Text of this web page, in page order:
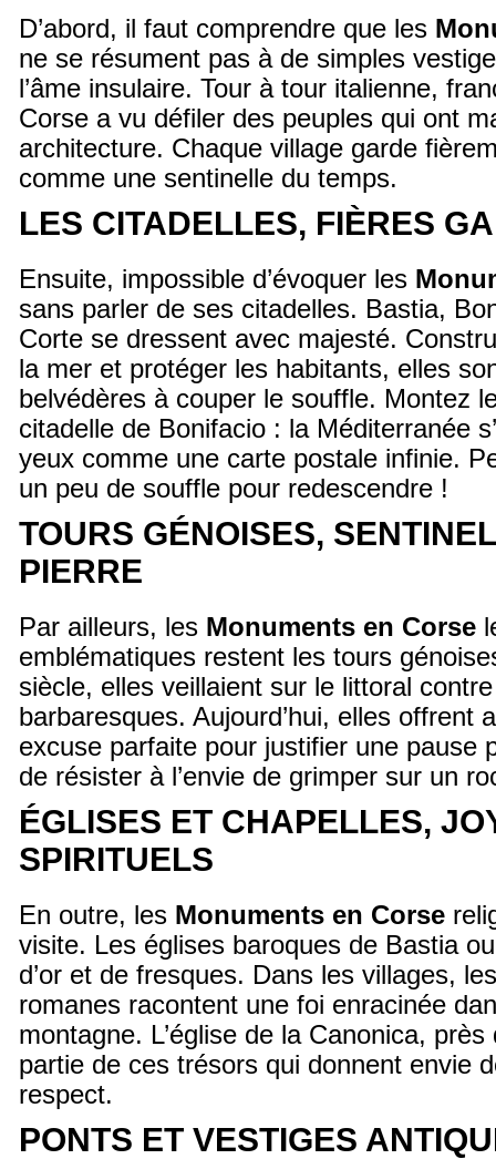
D’abord, il faut comprendre que les
ne se résument pas à de simples
l’âme insulaire. Tour à tour italienne,
Corse a vu défiler des peuples qui ont
architecture. Chaque village garde
comme une sentinelle du temps.
LES CITADELLES, FIÈRES
Ensuite, impossible d’évoquer les
sans parler de ses citadelles. Bastia,
Corte se dressent avec majesté.
la mer et protéger les habitants, elles
belvédères à couper le souffle. Montez
citadelle de Bonifacio : la Méditerranée
yeux comme une carte postale infinie.
un peu de souffle pour redescendre !
TOURS GÉNOISES,
PIERRE
Par ailleurs, les Monuments en Corse
emblématiques restent les tours
siècle, elles veillaient sur le littoral
barbaresques. Aujourd’hui, elles offrent
excuse parfaite pour justifier une pause
de résister à l’envie de grimper sur un
ÉGLISES ET CHAPELLES,
SPIRITUELS
En outre, les Monuments en Corse
visite. Les églises baroques de Bastia
d’or et de fresques. Dans les villages,
romanes racontent une foi enracinée
montagne. L’église de la Canonica,
partie de ces trésors qui donnent envie
respect.
PONTS ET VESTIGES